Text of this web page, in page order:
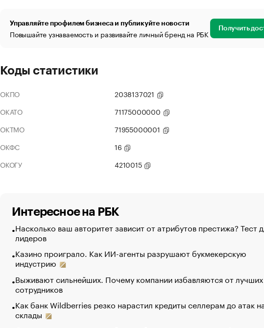
Управляйте профилем бизнеса и публикуйте новости
Повышайте узнаваемость и развивайте личный бренд на РБК Получить
Коды статистики
ОКПО
2038137021
ОКАТО
71175000000
ОКТМО
71955000001
ОКФС
16
ОКОГУ
4210015
Интересное на РБК
Насколько ваш авторитет зависит от атрибутов престижа? Тест
лидеров
Казино проиграло. Как ИИ-агенты разрушают букмекерскую
индустрию
Выживают сильнейших. Почему компании избавляются от лучших
сотрудников
Как банк Wildberries резко нарастил кредиты селлерам до атак
склады